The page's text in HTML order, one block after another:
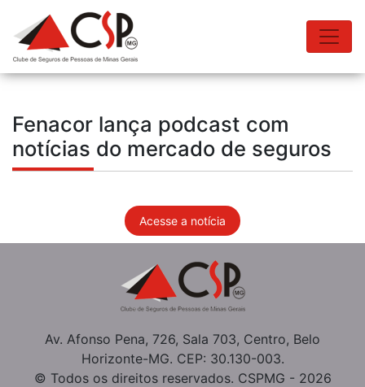
Fenacor lança podcast com
notícias do mercado de seguros
Acesse a notícia
Av. Afonso Pena, 726, Sala 703, Centro, Belo
Horizonte-MG. CEP: 30.130-003.
© Todos os direitos reservados. CSPMG - 2026